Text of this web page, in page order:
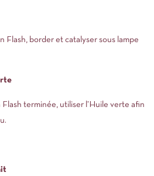
Flash, border et catalyser sous lampe
terminée, utiliser l’Huile verte afin